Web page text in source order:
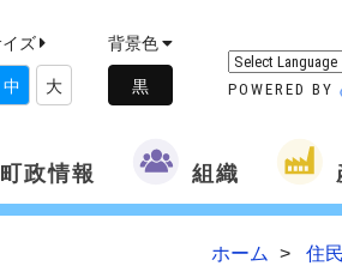
ズ
中 大
背景色
POWERED BY
町政情報 組織
ホーム 住